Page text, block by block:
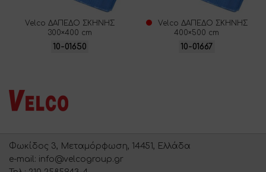
Velco ΔΑΠΕΔΟ ΣΚΗΝΗΣ
300×400 cm
10-01650
Velco ΔΑΠΕΔΟ ΣΚΗΝΗΣ
400×500 cm
10-01667
Φωκίδος 3, Μεταμόρφωση, 14451, Ελλάδα
e-mail: info@velcogroup.gr